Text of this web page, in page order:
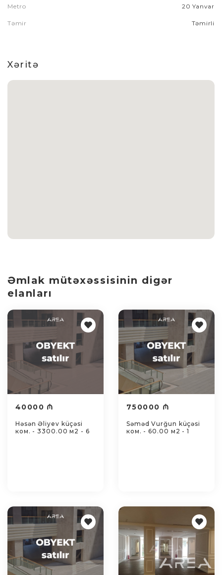
Metro 20 Yanvar
Təmir Təmirli
Xəritə
Əmlak mütəxəssisinin digər
elanları
40000 ₼
Həsən Əliyev küçəsi
ком. - 3300.00 м2 - 6
750000 ₼
Səməd Vurğun küçəsi
ком. - 60.00 м2 - 1